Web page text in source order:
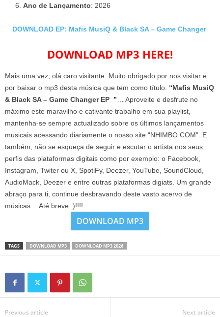
Ano de Lançamento: 2026
DOWNLOAD EP: Mafis MusiQ & Black SA – Game Changer
DOWNLOAD MP3 HERE!
Mais uma vez, olá caro visitante. Muito obrigado por nos visitar e
por baixar o mp3 desta música que tem como título: “Mafis MusiQ
& Black SA – Game Changer EP ” … Aproveite e desfrute no
máximo este maravilho e cativante trabalho em sua playlist,
mantenha-se sempre actualizado sobre os últimos lançamentos
musicais acessando diariamente o nosso site “NHIMBO.COM”. E
também, não se esqueça de seguir e escutar o artista nos seus
perfis das plataformas digitais como por exemplo: o Facebook,
Instagram, Twiter ou X, SpotiFy, Deezer, YouTube, SoundCloud,
AudioMack, Deezer e entre outras plataformas digiats. Um grande
abraço para ti, continue desbravando deste vasto acervo de
músicas… Até breve :)!!!!
DOWNLOAD MP3
TAGS DOWNLOAD MP3 DOWNLOAD MP3 2026
Previous article Next article